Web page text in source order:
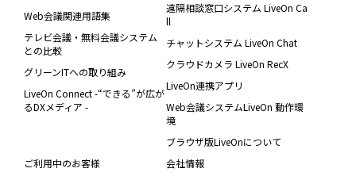
Web会議関連用語集
テレビ会議・無料会議システム
との比較
グリーンITへの取り組み
LiveOn Connect -“できる”が広が
るDXメディア -
遠隔相談窓口システム LiveOn Ca
ll
チャットシステム LiveOn Chat
クラウドカメラ LiveOn RecX
LiveOn連携アプリ
Web会議システムLiveOn 動作環
境
ブラウザ版LiveOnについて
ご利用中のお客様
会社情報